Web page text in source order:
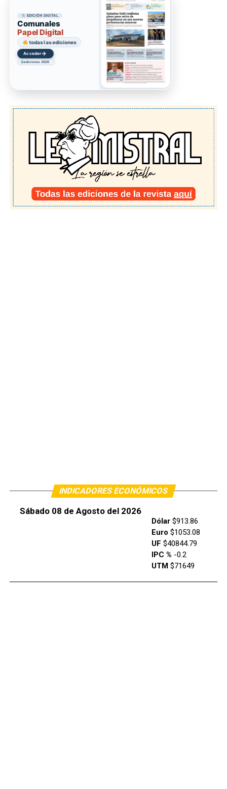
EDICIÓN DIGITAL
Comunales
Papel Digital
todas las ediciones
Acceder→
ediciones 2026
INDICADORES ECONÓMICOS
Sábado 08 de Agosto del 2026
Dólar$913.86
Euro $1053.08
UF $40844.79
IPC % -0.2
UTM $71649